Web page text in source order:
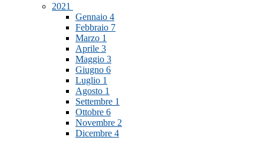
2021
Gennaio 4
Febbraio 7
Marzo 1
Aprile 3
Maggio 3
Giugno 6
Luglio 1
Agosto 1
Settembre 1
Ottobre 6
Novembre 2
Dicembre 4